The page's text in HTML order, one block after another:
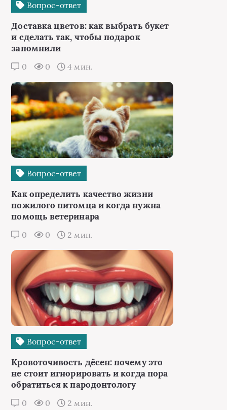
Вопрос-ответ
Доставка цветов: как выбрать букет
и сделать так, чтобы подарок
запомнили
0 0 4 мин.
Вопрос-ответ
Как определить качество жизни
пожилого питомца и когда нужна
помощь ветеринара
0 0 2 мин.
Вопрос-ответ
Кровоточивость дёсен: почему это
не стоит игнорировать и когда пора
обратиться к пародонтологу
0 0 2 мин.